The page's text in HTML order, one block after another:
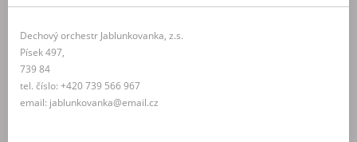
Dechový orchestr Jablunkovanka, z.s.
Písek 497,
739 84
tel. číslo: +420 739 566 967
email: jablunkovanka@email.cz